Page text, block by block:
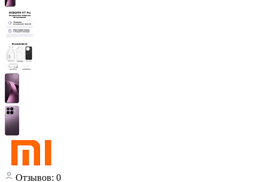
Отзывов: 0